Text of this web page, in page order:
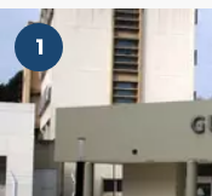
1